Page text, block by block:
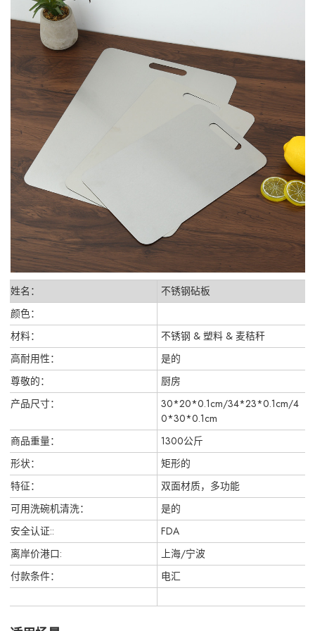
姓名：
不锈钢砧板
颜色：
材料：
不锈钢 & 塑料 & 麦秸秆
高耐用性：
是的
尊敬的：
厨房
产品尺寸：
30*20*0.1cm/34*23*0.1cm/4
0*30*0.1cm
商品重量：
1300公斤
形状：
矩形的
特征：
双面材质，多功能
可用洗碗机清洗：
是的
安全认证::
FDA
离岸价港口:
上海/宁波
付款条件：
电汇